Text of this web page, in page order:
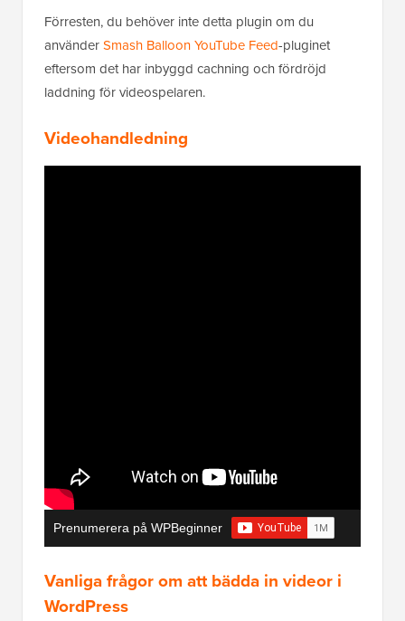
Förresten, du behöver inte detta plugin om du
använderSmash Balloon YouTube Feed-pluginet
eftersom det har inbyggd cachning och fördröjd
laddning för videospelaren.
Videohandledning
Prenumerera på WPBeginner
Vanliga frågor om att bädda in videor i
WordPress